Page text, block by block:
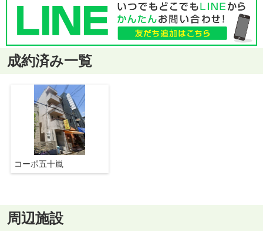
成約済み一覧
コーポ五十嵐
周辺施設